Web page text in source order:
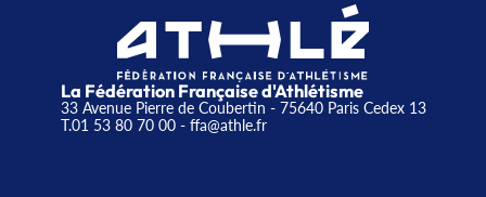
La Fédération Française d'Athlétisme
33 Avenue Pierre de Coubertin - 75640 Paris Cedex 13
T.01 53 80 70 00- ffa@athle.fr